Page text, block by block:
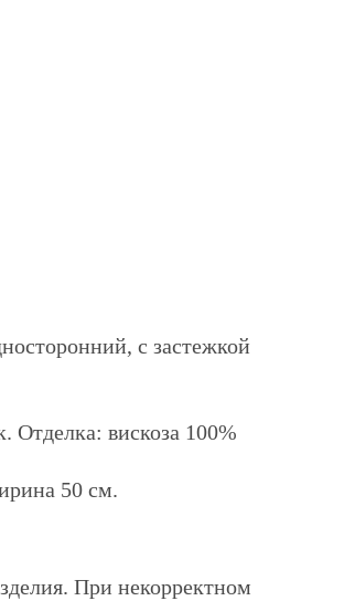
с застежкой
Отделка: вискоза 100%
50 см.
При некорректном